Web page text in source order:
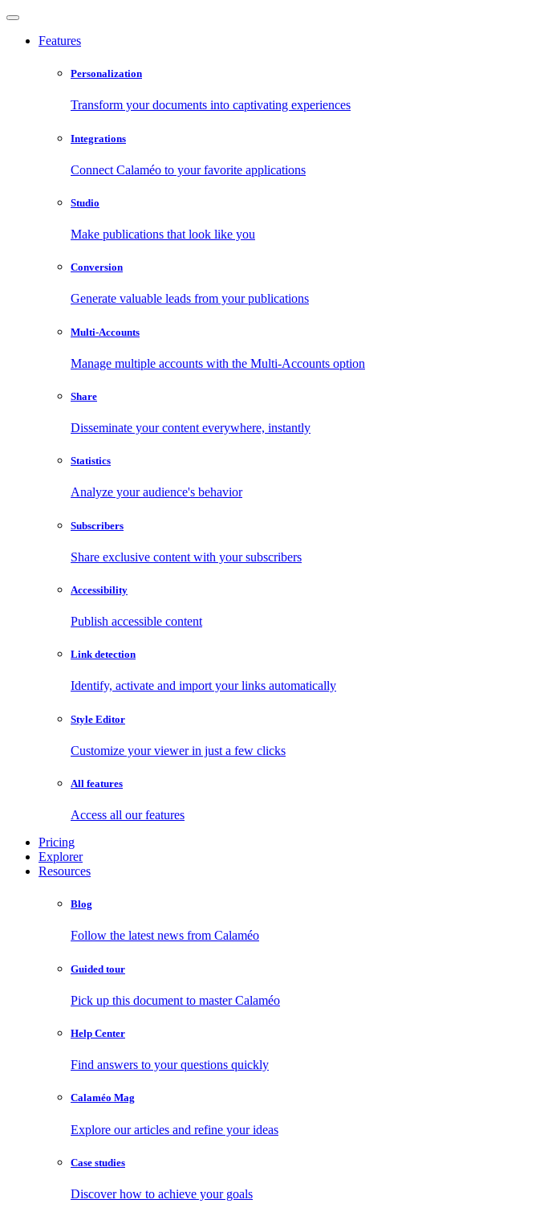
Features
Personalization
Transform your documents into captivating experiences
Integrations
Connect Calaméo to your favorite applications
Studio
Make publications that look like you
Conversion
Generate valuable leads from your publications
Multi-Accounts
Manage multiple accounts with the Multi-Accounts option
Share
Disseminate your content everywhere, instantly
Statistics
Analyze your audience's behavior
Subscribers
Share exclusive content with your subscribers
Accessibility
Publish accessible content
Link detection
Identify, activate and import your links automatically
Style Editor
Customize your viewer in just a few clicks
All features
Access all our features
Pricing
Explorer
Resources
Blog
Follow the latest news from Calaméo
Guided tour
Pick up this document to master Calaméo
Help Center
Find answers to your questions quickly
Calaméo Mag
Explore our articles and refine your ideas
Case studies
Discover how to achieve your goals